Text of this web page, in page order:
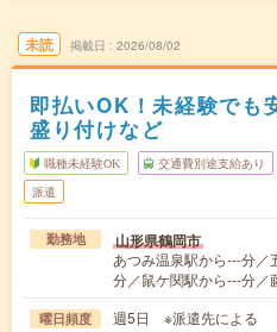
未読 掲載日 2026/08/02
即払いOK！未経験でも
盛り付けなど
職種未経験OK 交通費別途支給あり
派遣
勤務地 山形県鶴岡市
あつみ温泉駅から---分
分／鼠ケ関駅から---分／
曜日頻度 週5日 ※派遣先による